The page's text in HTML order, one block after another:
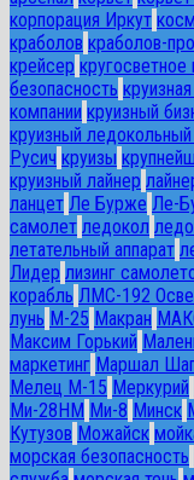
корпорация Иркут
краболов краболов-
крейсер кругосветное
безопасность
компании круизный
круизный
Русич круизы
круизный лайнер
ланцет Ле Бурже Ле-
самолет ледокол
летательный аппарат
Лидер лизинг
корабль ЛМС-192
лунь М-25 Макран
Максим Горький
маркетинг Маршал
Мелец М-15 Меркурий
Ми-28HM Ми-8 Минск
Кутузов Можайск
морская безопасность